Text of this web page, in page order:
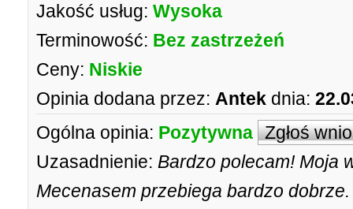
Jakość usług: Wysoka
Terminowość: Bez zastrzeżeń
Ceny: Niskie
Opinia dodana przez: Antek dnia:
Ogólna opinia: Pozytywna Zgłoś
Uzasadnienie: Bardzo polecam! Moja
Mecenasem przebiega bardzo